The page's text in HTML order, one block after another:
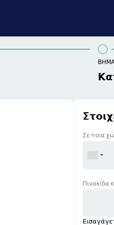
Σε ποια
Πινακίδα